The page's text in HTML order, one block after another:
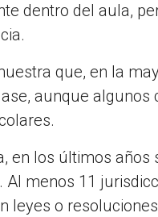
dentro del aula,
que, en la
aunque algunos
en los últimos
Al menos 11
leyes o